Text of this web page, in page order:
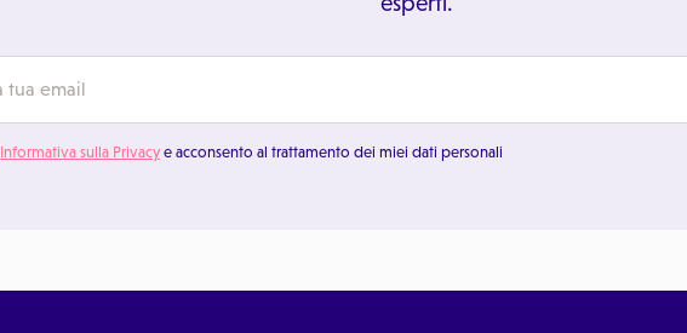
Informativa sulla Privacy e acconsento al trattamento dei miei dati personali